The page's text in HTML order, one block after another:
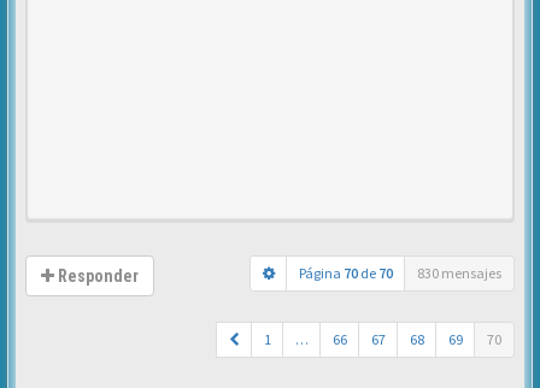
Responder Página 70 de 70 830 mensajes
1 … 66 67 68 69 70